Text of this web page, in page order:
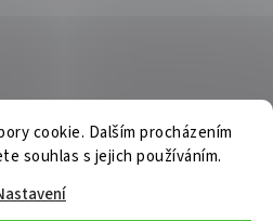
cookie. Dalším procházením
souhlas s jejich používáním.